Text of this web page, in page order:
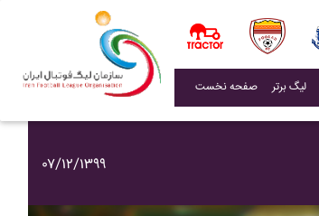
صفحه نخست لیگ برتر
۰۷/۱۲/۱۳۹۹